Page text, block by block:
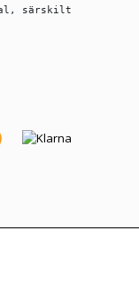
särskilt